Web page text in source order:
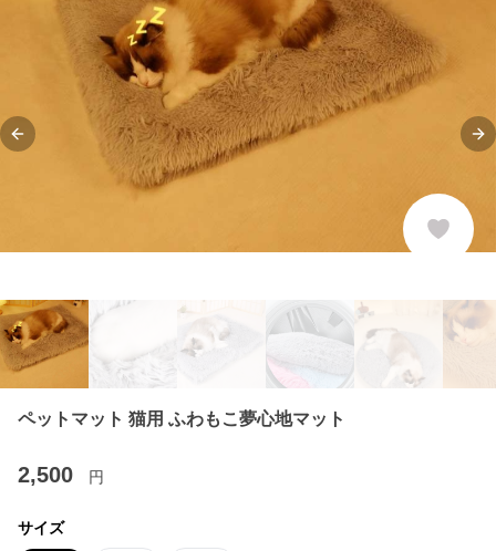
Previous slide
ペットマット 猫用 ふわもこ夢心地マット
2,500 円
サイズ